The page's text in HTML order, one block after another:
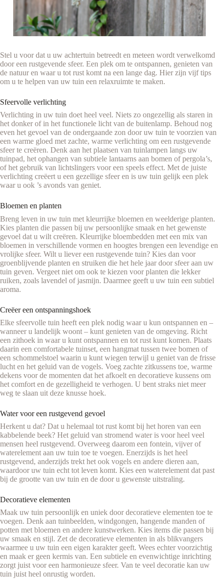
Stel u voor dat u uw achtertuin betreedt en meteen wordt verwelkomd
door een rustgevende sfeer. Een plek om te ontspannen, genieten van
de natuur en waar u tot rust komt na een lange dag. Hier zijn vijf tips
om u te helpen van uw tuin een relaxruimte te maken.
Sfeervolle verlichting
Verlichting in uw tuin doet heel veel. Niets zo ongezellig als staren in
het donker of in het functionele licht van de buitenlamp. Behoud nog
even het gevoel van de ondergaande zon door uw tuin te voorzien van
een warme gloed met zachte, warme verlichting om een rustgevende
sfeer te creëren. Denk aan het plaatsen van tuinlampen langs uw
tuinpad, het ophangen van subtiele lantaarns aan bomen of pergola’s,
of het gebruik van lichtslingers voor een speels effect. Met de juiste
verlichting creëert u een gezellige sfeer en is uw tuin gelijk een plek
waar u ook ’s avonds van geniet.
Bloemen en planten
Breng leven in uw tuin met kleurrijke bloemen en weelderige planten.
Kies planten die passen bij uw persoonlijke smaak en het gewenste
gevoel dat u wilt creëren. Kleurrijke bloembedden met een mix van
bloemen in verschillende vormen en hoogtes brengen een levendige en
vrolijke sfeer. Wilt u liever een rustgevende tuin? Kies dan voor
groenblijvende planten en struiken die het hele jaar door sfeer aan uw
tuin geven. Vergeet niet om ook te kiezen voor planten die lekker
ruiken, zoals lavendel of jasmijn. Daarmee geeft u uw tuin een subtiel
aroma.
Creëer een ontspanningshoek
Elke sfeervolle tuin heeft een plek nodig waar u kun ontspannen en –
wanneer u landelijk woont – kunt genieten van de omgeving. Richt
een zithoek in waar u kunt ontspannen en tot rust kunt komen. Plaats
daarin een comfortabele tuinset, een hangmat tussen twee bomen of
een schommelstoel waarin u kunt wiegen terwijl u geniet van de frisse
lucht en het geluid van de vogels. Voeg zachte zitkussens toe, warme
dekens voor de momenten dat het afkoelt en decoratieve kussens om
het comfort en de gezelligheid te verhogen. U bent straks niet meer
weg te slaan uit deze knusse hoek.
Water voor een rustgevend gevoel
Herkent u dat? Dat u helemaal tot rust komt bij het horen van een
kabbelende beek? Het geluid van stromend water is voor heel veel
mensen heel rustgevend. Overweeg daarom een fontein, vijver of
waterelement aan uw tuin toe te voegen. Enerzijds is het heel
rustgevend, anderzijds trekt het ook vogels en andere dieren aan,
waardoor uw tuin echt tot leven komt. Kies een waterelement dat past
bij de grootte van uw tuin en de door u gewenste uitstraling.
Decoratieve elementen
Maak uw tuin persoonlijk en uniek door decoratieve elementen toe te
voegen. Denk aan tuinbeelden, windgongen, hangende manden of
potten met bloemen en andere kunstwerken. Kies items die passen bij
uw smaak en stijl. Zet de decoratieve elementen in als blikvangers
waarmee u uw tuin een eigen karakter geeft. Wees echter voorzichtig
en maak er geen kermis van. Een subtiele en evenwichtige inrichting
zorgt juist voor een harmonieuze sfeer. Van te veel decoratie kan uw
tuin juist heel onrustig worden.